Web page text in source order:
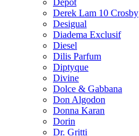
Depot
Derek Lam 10 Crosby
Desigual
Diadema Exclusif
Diesel
Dilis Parfum
Diptyque
Divine
Dolce & Gabbana
Don Algodon
Donna Karan
Dorin
Dr. Gritti